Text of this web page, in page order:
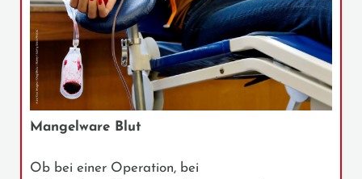
Mangelware Blut
Ob bei einer Operation, bei